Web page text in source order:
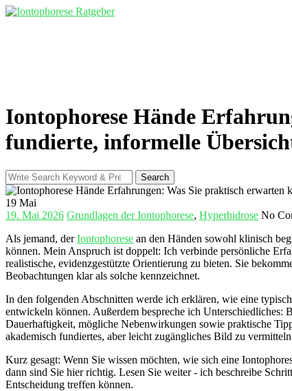
Skip
Iontophorese Hände
fundierte, informelle
Search
for:
Search
19 Mai
19. Mai 2026 Grundlagen der Iontophorese, Hyperhidrose No
Als jemand, derIontophorese an den Händen sowohl klinisch
⁢können. Mein Anspruch ist doppelt: Ich verbinde ⁢persönliche
realistische, evidenzgestützte Orientierung ⁣zu bieten.⁣ Sie
Beobachtungen klar‌ als solche ‍kennzeichnet.
In den folgenden Abschnitten werde ich erklären, ‌wie eine
entwickeln können. Außerdem bespreche ich Unterschiedliches:‌
Dauerhaftigkeit,​ mögliche Nebenwirkungen sowie⁢ praktische
‍akademisch fundiertes,⁤ aber ‌leicht‍ zugängliches Bild⁢ zu
Kurz gesagt: Wenn Sie wissen möchten, wie ⁢sich eine
‍dann sind Sie hier ⁣richtig. ‍Lesen Sie weiter -⁤ ich beschreibe
Entscheidung​ treffen können.